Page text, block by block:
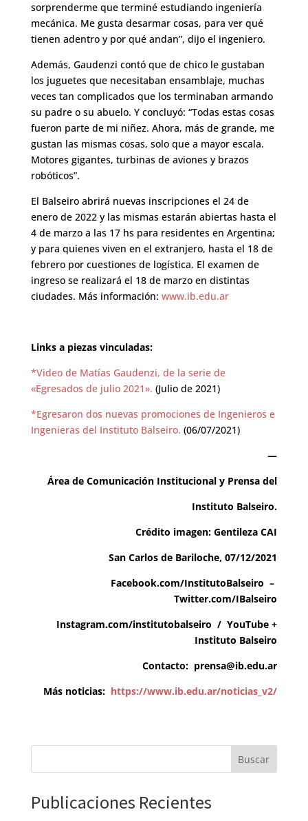
sorprenderme que terminé estudiando ingeniería
mecánica. Me gusta desarmar cosas, para ver qué
tienen adentro y por qué andan”, dijo el ingeniero.
Además, Gaudenzi contó que de chico le gustaban
los juguetes que necesitaban ensamblaje, muchas
veces tan complicados que los terminaban armando
su padre o su abuelo. Y concluyó: “Todas estas cosas
fueron parte de mi niñez. Ahora, más de grande, me
gustan las mismas cosas, solo que a mayor escala.
Motores gigantes, turbinas de aviones y brazos
robóticos”.
El Balseiro abrirá nuevas inscripciones el 24 de
enero de 2022 y las mismas estarán abiertas hasta el
4 de marzo a las 17 hs para residentes en Argentina;
y para quienes viven en el extranjero, hasta el 18 de
febrero por cuestiones de logística. El examen de
ingreso se realizará el 18 de marzo en distintas
ciudades. Más información: www.ib.edu.ar
Links a piezas vinculadas:
*Video de Matías Gaudenzi, de la serie de
«Egresados de julio 2021». (Julio de 2021)
*Egresaron dos nuevas promociones de Ingenieros e
Ingenieras del Instituto Balseiro. (06/07/2021)
—
Área de Comunicación Institucional y Prensa del
Instituto Balseiro.
Crédito imagen: Gentileza CAI
San Carlos de Bariloche, 07/12/2021
Facebook.com/InstitutoBalseiro –
Twitter.com/IBalseiro
Instagram.com/institutobalseiro /YouTube +
Instituto Balseiro
Contacto: prensa@ib.edu.ar
Más noticias: https://www.ib.edu.ar/noticias_v2/
Buscar
Publicaciones Recientes